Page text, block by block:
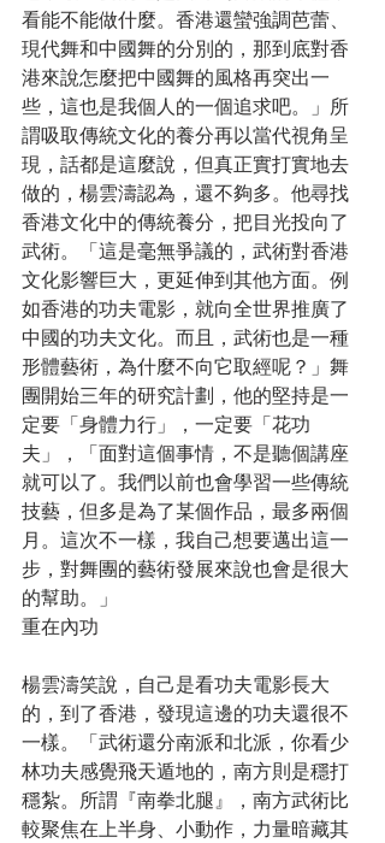
看能不能做什麼。香港還蠻強調芭蕾、
現代舞和中國舞的分別的，那到底對香
港來說怎麼把中國舞的風格再突出一
些，這也是我個人的一個追求吧。」所
謂吸取傳統文化的養分再以當代視角呈
現，話都是這麼說，但真正實打實地去
做的，楊雲濤認為，還不夠多。他尋找
香港文化中的傳統養分，把目光投向了
武術。「這是毫無爭議的，武術對香港
文化影響巨大，更延伸到其他方面。例
如香港的功夫電影，就向全世界推廣了
中國的功夫文化。而且，武術也是一種
形體藝術，為什麼不向它取經呢？」舞
團開始三年的研究計劃，他的堅持是一
定要「身體力行」，一定要「花功
夫」，「面對這個事情，不是聽個講座
就可以了。我們以前也會學習一些傳統
技藝，但多是為了某個作品，最多兩個
月。這次不一樣，我自己想要邁出這一
步，對舞團的藝術發展來說也會是很大
的幫助。」
重在內功
楊雲濤笑說，自己是看功夫電影長大
的，到了香港，發現這邊的功夫還很不
一樣。「武術還分南派和北派，你看少
林功夫感覺飛天遁地的，南方則是穩打
穩紮。所謂『南拳北腿』，南方武術比
較聚焦在上半身、小動作，力量暗藏其